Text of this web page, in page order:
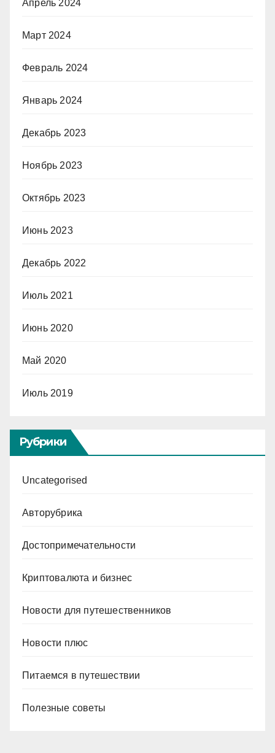
Апрель 2024
Март 2024
Февраль 2024
Январь 2024
Декабрь 2023
Ноябрь 2023
Октябрь 2023
Июнь 2023
Декабрь 2022
Июль 2021
Июнь 2020
Май 2020
Июль 2019
Рубрики
Uncategorised
Авторубрика
Достопримечательности
Криптовалюта и бизнес
Новости для путешественников
Новости плюс
Питаемся в путешествии
Полезные советы